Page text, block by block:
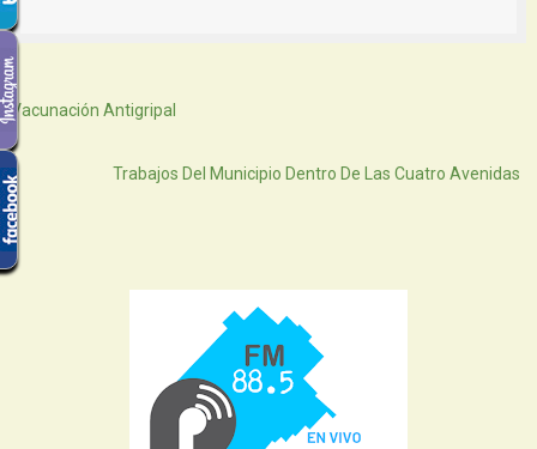
Siguiente
Vacunación Antigripal
Trabajos Del Municipio Dentro De Las Cuatro Avenidas